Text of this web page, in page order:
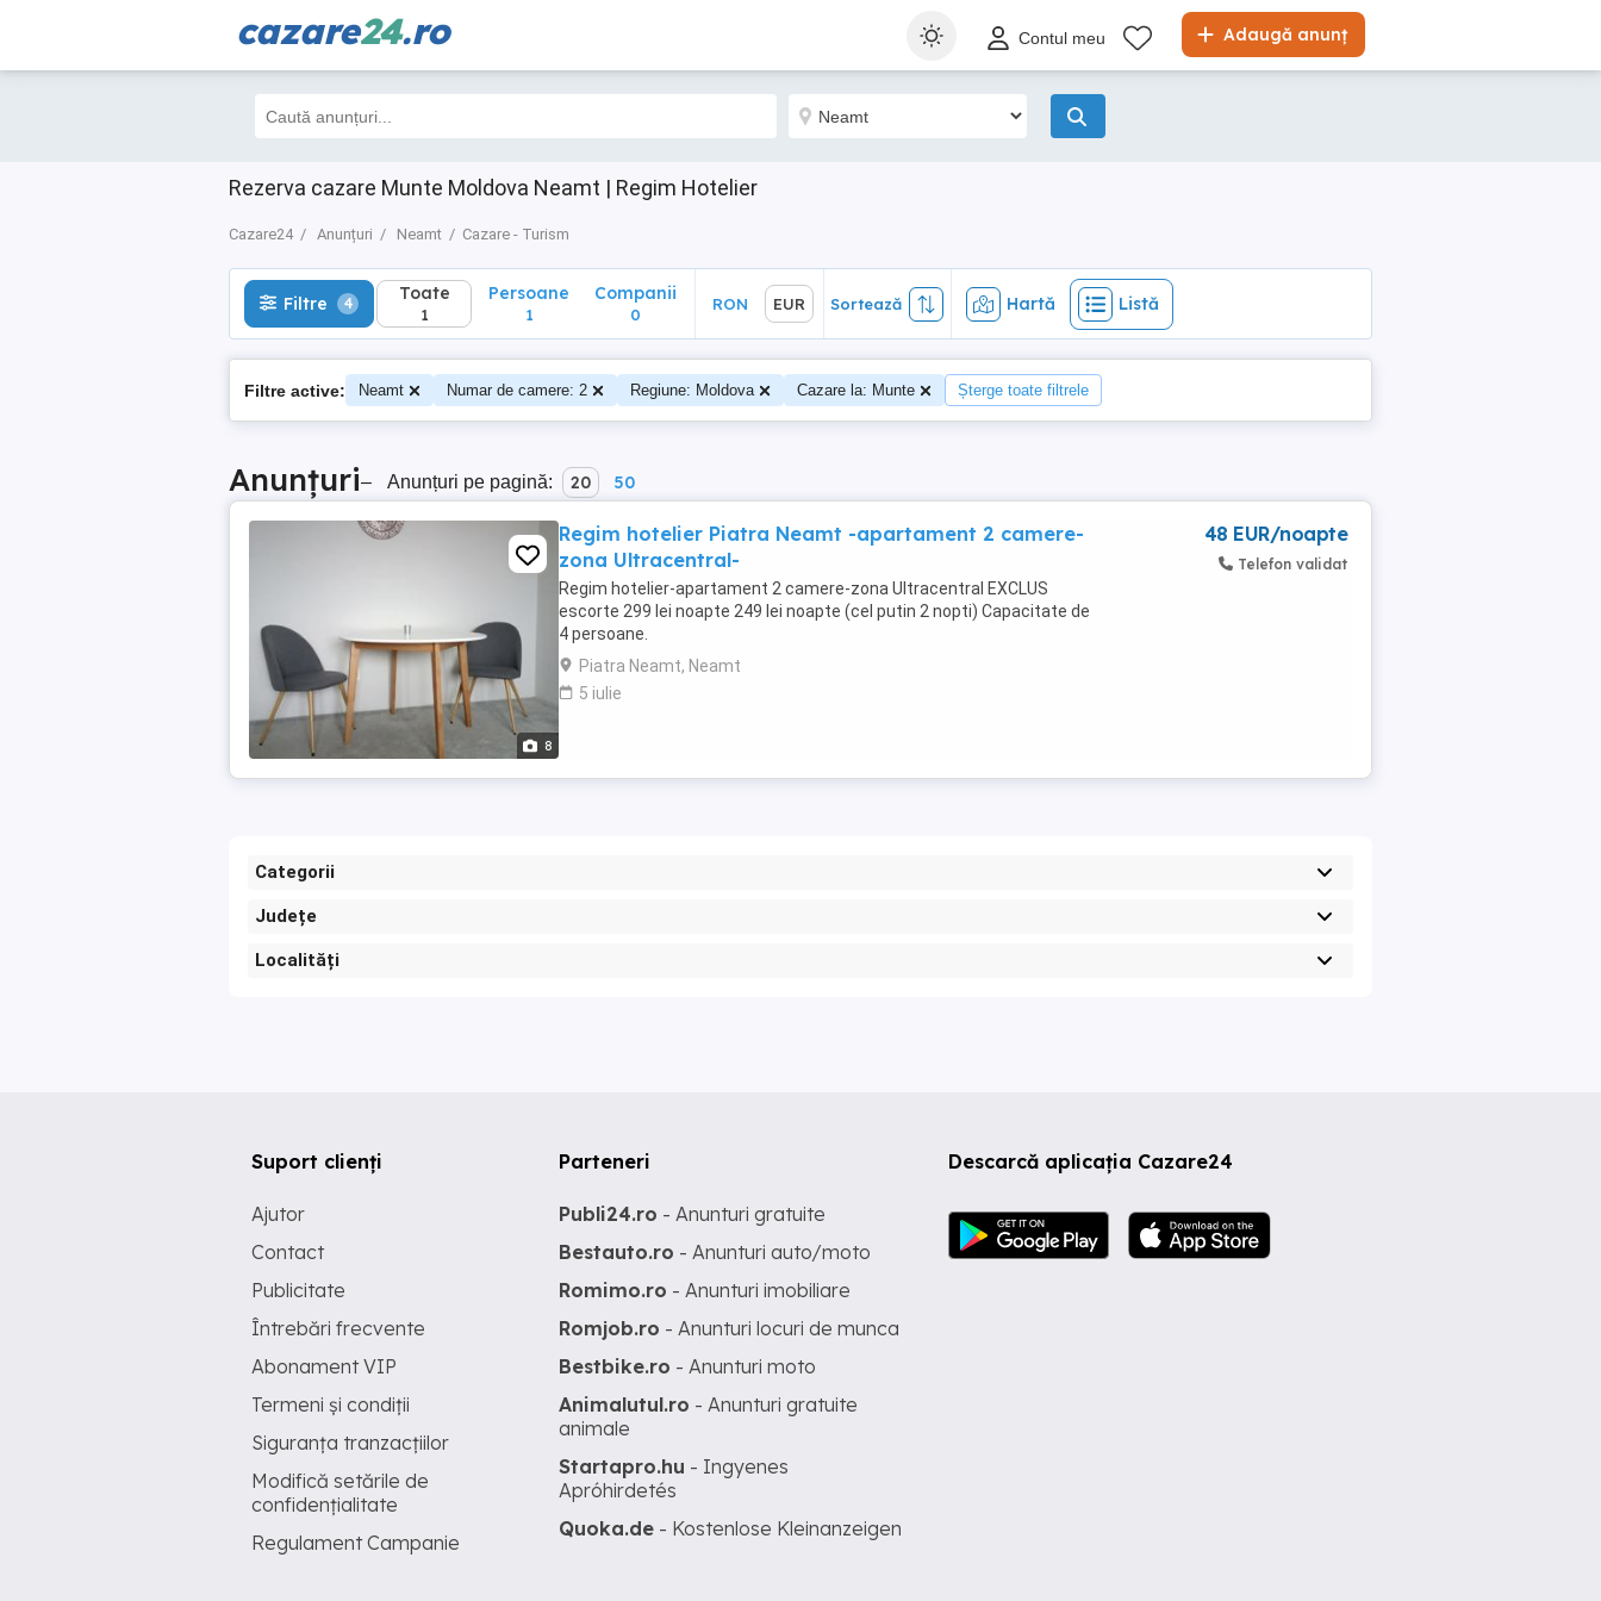
cazare24.ro Adaugă anunț
Contul meu
Rezerva cazare Munte Moldova Neamt | Regim Hotelier
Cazare24 Anunțuri Neamt Cazare - Turism
Filtre 4 Toate
1
Hartă Listă
Filtre 4 Toate
1
Persoane
1
Companii
0
RON EUR Sortează Hartă Listă
Filtre active: Neamt Numar de camere: 2 Regiune: Moldova Cazare la: Munte Șterge toate filtrele
Anunțuri– Anunțuri pe pagină: 20 50
8
Regim hotelier Piatra Neamt -apartament 2 camere-
zona Ultracentral-
Regim hotelier-apartament 2 camere-zona Ultracentral EXCLUS
escorte 299 lei noapte 249 lei noapte (cel putin 2 nopti) Capacitate de
4 persoane.
Piatra Neamt, Neamt
5 iulie
48 EUR/noapte
Telefon validat
Categorii
Județe
Localități
Descarcă aplicația Cazare24
Suport clienți
Ajutor
Contact
Publicitate
Întrebări frecvente
Abonament VIP
Termeni și condiții
Siguranța tranzacțiilor
Modifică setările de
confidențialitate
Regulament Campanie
Parteneri
Publi24.ro - Anunturi gratuite
Bestauto.ro - Anunturi auto/moto
Romimo.ro - Anunturi imobiliare
Romjob.ro - Anunturi locuri de munca
Bestbike.ro - Anunturi moto
Animalutul.ro - Anunturi gratuite
animale
Startapro.hu - Ingyenes
Apróhirdetés
Quoka.de - Kostenlose Kleinanzeigen